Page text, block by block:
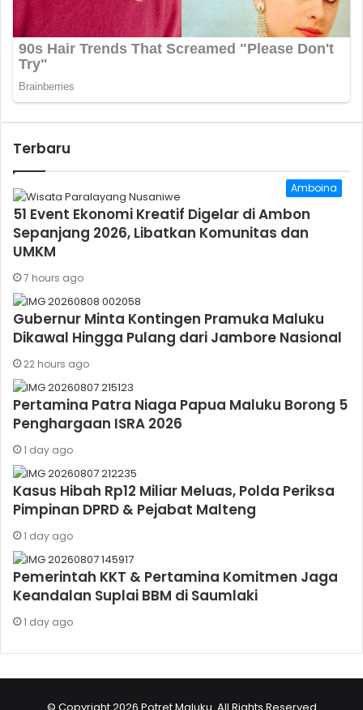
Terbaru
Amboina
51 Event Ekonomi Kreatif Digelar di Ambon
Sepanjang 2026, Libatkan Komunitas dan
UMKM
7 hours ago
Gubernur Minta Kontingen Pramuka Maluku
Dikawal Hingga Pulang dari Jambore Nasional
22 hours ago
Pertamina Patra Niaga Papua Maluku Borong 5
Penghargaan ISRA 2026
1 day ago
Kasus Hibah Rp12 Miliar Meluas, Polda Periksa
Pimpinan DPRD & Pejabat Malteng
1 day ago
Pemerintah KKT & Pertamina Komitmen Jaga
Keandalan Suplai BBM di Saumlaki
1 day ago